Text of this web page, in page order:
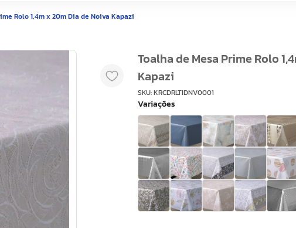
Rolo 1,4m x 20m Dia de Noiva Kapazi
Toalha de Mesa Prime Rolo
Kapazi
SKU:KRCDRLTIDNV0001